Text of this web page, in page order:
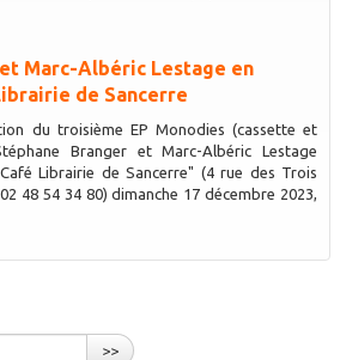
Marc-Albéric Lestage en
de Sancerre
du troisième EP Monodies (cassette et
Branger et Marc-Albéric Lestage
Librairie de Sancerre" (4 rue des Trois
48 54 34 80) dimanche 17 décembre 2023,
>>